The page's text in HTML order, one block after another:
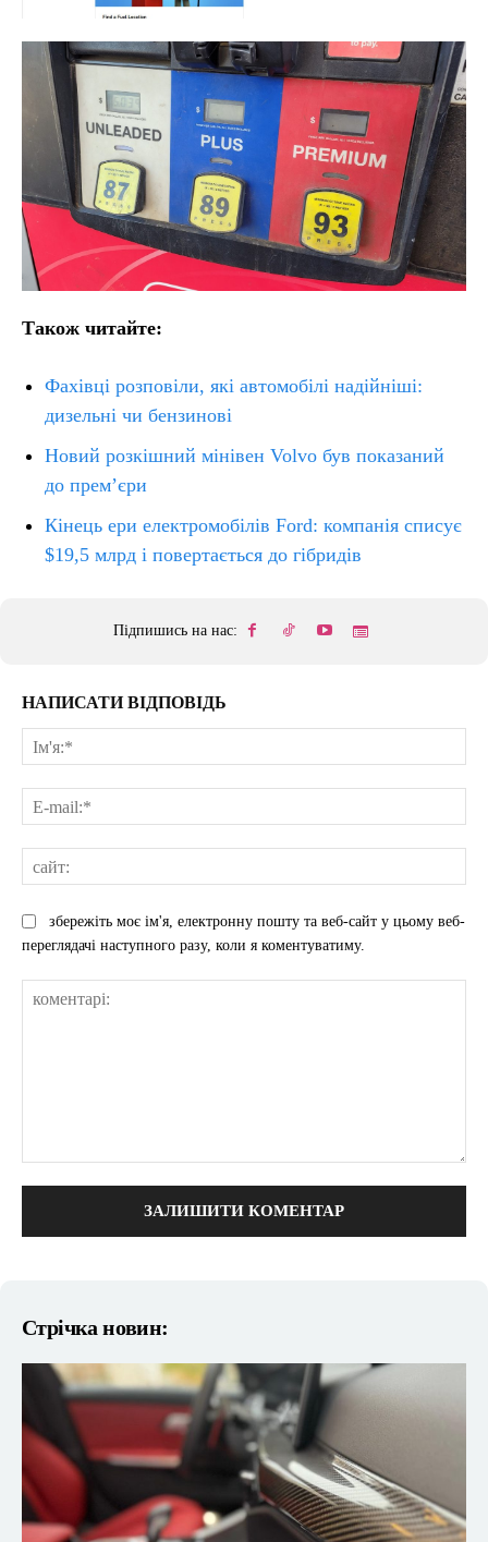
Також читайте:
Фахівці розповіли, які автомобілі надійніші:
дизельні чи бензинові
Новий розкішний мінівен Volvo був показаний
до прем’єри
Кінець ери електромобілів Ford: компанія списує
$19,5 млрд і повертається до гібридів
Підпишись на нас:
НАПИСАТИ ВІДПОВІДЬ
збережіть моє ім'я, електронну пошту та веб-сайт у цьому веб-
переглядачі наступного разу, коли я коментуватиму.
Стрічка новин: